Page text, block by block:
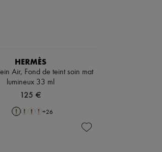
HERMÈS
Air, Fond de teint soin mat
lumineux 33 ml
125 €
+26